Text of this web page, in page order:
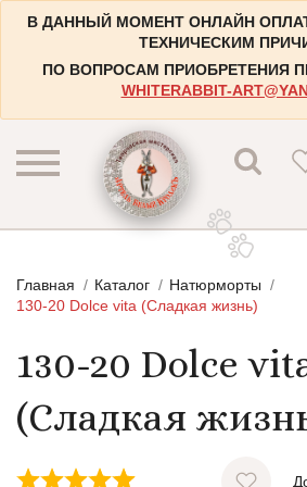
В ДАННЫЙ МОМЕНТ ОНЛАЙН
ТЕХНИЧЕСКИМ
ПО ВОПРОСАМ ПРИОБРЕТЕНИЯ
WHITERABBIT-
Пейзажи
Цветы и растения
Натюрморты
КОНТАКТЫ
НОВОСТИ
БЛОГ
Главная Каталог
Натюрморты
130-20 Dolce vita (Сладкая жизнь)
130-20 Dolce
(Сладкая